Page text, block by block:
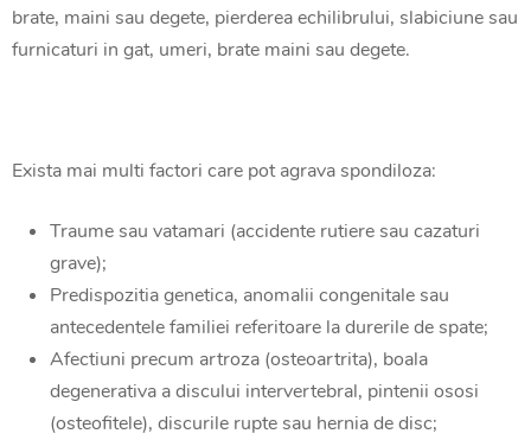
brate, maini sau degete, pierderea echilibrului, slabiciune sau
furnicaturi in gat, umeri, brate maini sau degete.
Exista mai multi factori care pot agrava spondiloza:
Traume sau vatamari (accidente rutiere sau cazaturi
grave);
Predispozitia genetica, anomalii congenitale sau
antecedentele familiei referitoare la durerile de spate;
Afectiuni precum artroza (osteoartrita), boala
degenerativa a discului intervertebral, pintenii ososi
(osteofitele), discurile rupte sau hernia de disc;